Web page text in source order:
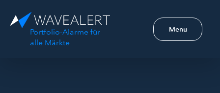
Portfolio-Alarme für
alle Märkte
Menu